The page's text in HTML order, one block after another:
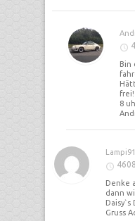
Bin
frei!
8
Denke
dann
Daisy`s
Gruss